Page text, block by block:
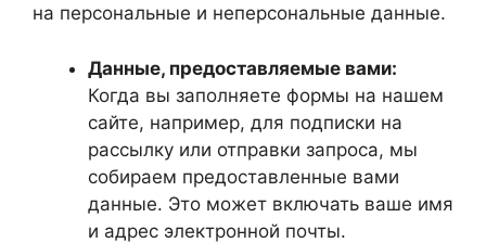
на персональные и неперсональные данные.
Данные, предоставляемые вами:
Когда вы заполняете формы на нашем
сайте, например, для подписки на
рассылку или отправки запроса, мы
собираем предоставленные вами
данные. Это может включать ваше имя
и адрес электронной почты.